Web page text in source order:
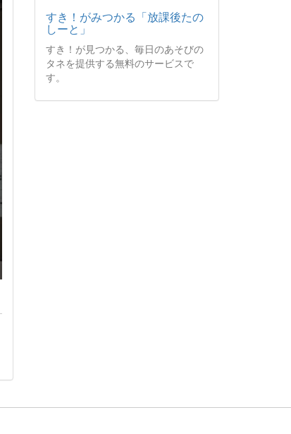
すき！がみつかる「放課後たの
しーと」
すき！が見つかる、毎日のあそびの
タネを提供する無料のサービスで
す。